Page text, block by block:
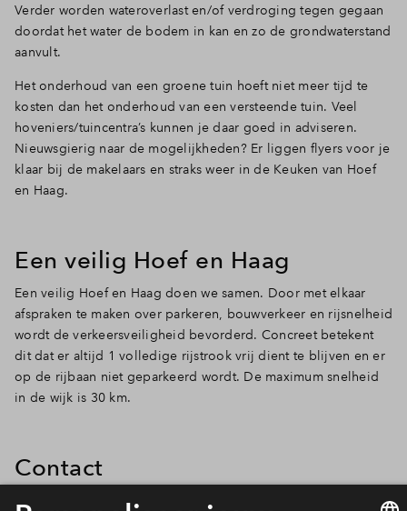
Verder worden wateroverlast en/of verdroging tegen gegaan
doordat het water de bodem in kan en zo de grondwaterstand
aanvult.
Het onderhoud van een groene tuin hoeft niet meer tijd te
kosten dan het onderhoud van een versteende tuin. Veel
hoveniers/tuincentra’s kunnen je daar goed in adviseren.
Nieuwsgierig naar de mogelijkheden? Er liggen flyers voor je
klaar bij de makelaars en straks weer in de Keuken van Hoef
en Haag.
Een veilig Hoef en Haag
Een veilig Hoef en Haag doen we samen. Door met elkaar
afspraken te maken over parkeren, bouwverkeer en rijsnelheid
wordt de verkeersveiligheid bevorderd. Concreet betekent
dit dat er altijd 1 volledige rijstrook vrij dient te blijven en er
op de rijbaan niet geparkeerd wordt. De maximum snelheid
in de wijk is 30 km.
Contact
Voor een melding bij een aannemer doe je er goed aan